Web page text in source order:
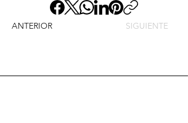
ANTERIOR SIGUIENTE